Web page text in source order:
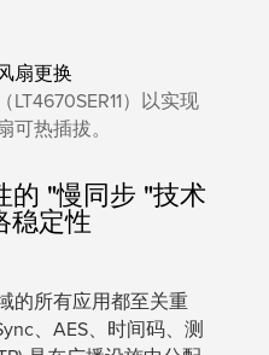
扇更换
）以实现
可热插拔。
的 "慢同步 "技术
稳定性
的所有应用都至关重
、AES、时间码、测